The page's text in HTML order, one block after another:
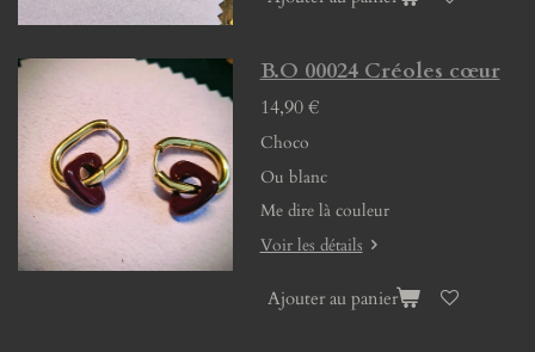
B.O 00024 Créoles cœur
14,90 €
Choco
Ou blanc
Me dire là couleur
Voir les détails
Ajouter au panier